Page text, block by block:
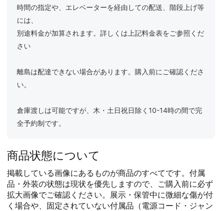
時間の指定や、エレベーターを経由しての配送、階段上げ等
には、
別途料金が加算されます。詳しくは上記料金表をご参照くだ
さい
離島は配達できない場合があります。購入前にご確認くださ
い。
倉庫渡しは可能ですが、木・土日祝日除く10-14時の間で完
全予約制です。
商品状態について
掲載している画像にあるものが商品のすべてです。付属
品・外装の状態は現状を優先しますので、ご購入前に必ず
拡大画像でご確認ください。展示・保管中に微細な傷が付
く場合や、固定されていない付属品（電源コード・ジャン